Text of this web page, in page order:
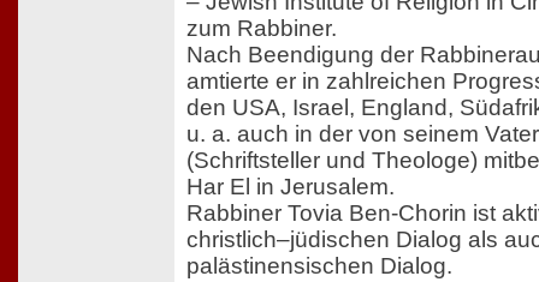
zum Rabbiner.
Nach Beendigung der
amtierte er in zahlreichen
den USA, Israel, England,
u. a. auch in der von seinem
(Schriftsteller und Theologe)
Har El in Jerusalem.
Rabbiner Tovia Ben-Chorin ist
christlich–jüdischen Dialog als
palästinensischen Dialog.